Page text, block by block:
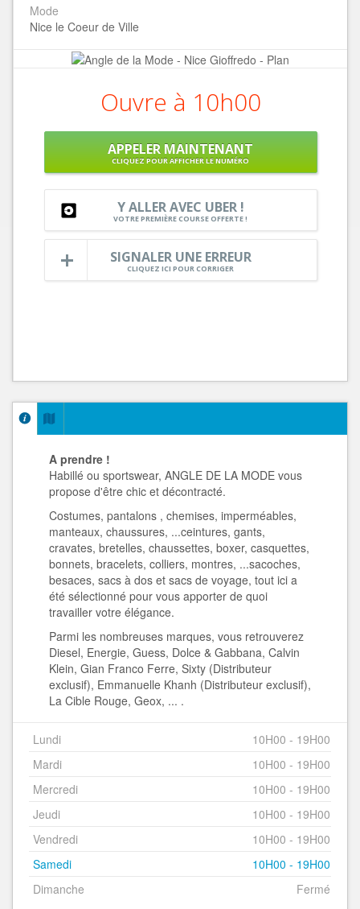
Mode
Nice le Coeur de Ville
Ouvre à 10h00
APPELER MAINTENANT
CLIQUEZ POUR AFFICHER LE NUMÉRO
Y ALLER AVEC UBER !
VOTRE PREMIÈRE COURSE OFFERTE !
SIGNALER UNE ERREUR
CLIQUEZ ICI POUR CORRIGER
A prendre !
Habillé ou sportswear, ANGLE DE LA MODE vous
propose d'être chic et décontracté.
Costumes, pantalons , chemises, imperméables,
manteaux, chaussures, ...ceintures, gants,
cravates, bretelles, chaussettes, boxer, casquettes,
bonnets, bracelets, colliers, montres, ...sacoches,
besaces, sacs à dos et sacs de voyage, tout ici a
été sélectionné pour vous apporter de quoi
travailler votre élégance.
Parmi les nombreuses marques, vous retrouverez
Diesel, Energie, Guess, Dolce & Gabbana, Calvin
Klein, Gian Franco Ferre, Sixty (Distributeur
exclusif), Emmanuelle Khanh (Distributeur exclusif),
La Cible Rouge, Geox, ... .
Lundi
10H00 - 19H00
Mardi
10H00 - 19H00
Mercredi
10H00 - 19H00
Jeudi
10H00 - 19H00
Vendredi
10H00 - 19H00
Samedi
10H00 - 19H00
Dimanche
Fermé